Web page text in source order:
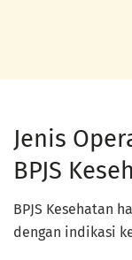
Jenis
BPJS
BPJS Kesehatan
dengan indikasi